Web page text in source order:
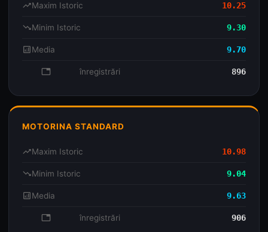
trending_upMaxim Istoric 10.25
trending_downMinim Istoric 9.30
analyticsMedia 9.70
database înregistrări 896
MOTORINA STANDARD
trending_upMaxim Istoric 10.98
trending_downMinim Istoric 9.04
analyticsMedia 9.63
database înregistrări 906